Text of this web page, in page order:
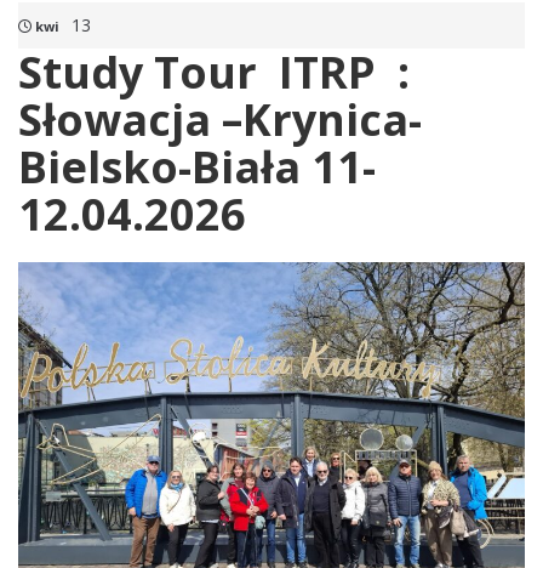
kwi 13
Study Tour ITRP :
Słowacja –Krynica-
Bielsko-Biała 11-
12.04.2026